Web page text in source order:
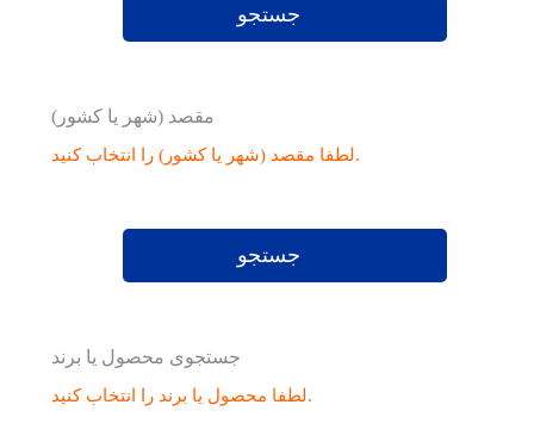
جستجو
مقصد (شهر یا کشور)
لطفا مقصد (شهر یا کشور) را انتخاب کنید.
جستجو
جستجوی محصول یا برند
لطفا محصول یا برند را انتخاب کنید.